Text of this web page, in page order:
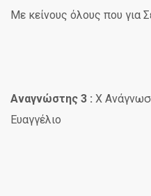
Με κείνους όλους που για
Αναγνώστης 3 : X
Ευαγγέλιο